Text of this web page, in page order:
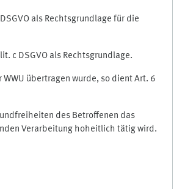
als Rechtsgrundlage für die
c DSGVO als Rechtsgrundlage.
übertragen wurde, so dient Art. 6
des Betroffenen das
Verarbeitung hoheitlich tätig wird.